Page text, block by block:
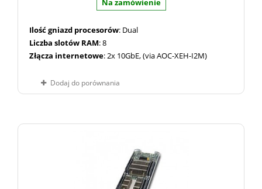
Na zamówienie
Ilość gniazd procesorów: Dual
Liczba slotów RAM: 8
Złącza internetowe: 2x 10GbE, (via AOC-XEH-I2M)
Dodaj do porównania